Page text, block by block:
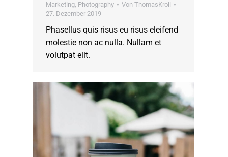
Marketing, Photography Von ThomasKroll
27. Dezember 2019
Phasellus quis risus eu risus eleifend
molestie non ac nulla. Nullam et
volutpat elit.